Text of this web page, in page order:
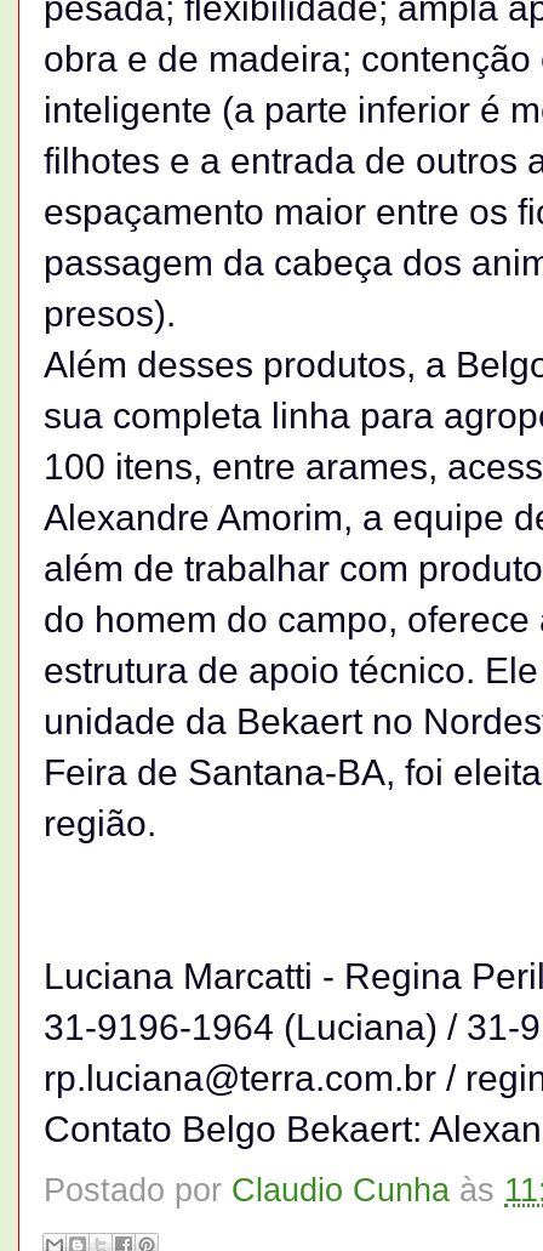
obra e de madeira;
inteligente (a parte inferior é
filhotes e a entrada de outros
espaçamento maior entre os
passagem da cabeça dos
presos).
Além desses produtos, a
sua completa linha para
100 itens, entre arames,
Alexandre Amorim, a equipe
além de trabalhar com
do homem do campo,
estrutura de apoio técnico.
unidade da Bekaert no
Feira de Santana-BA, foi
região.
Luciana Marcatti - Regina
31-9196-1964 (Luciana) / 31-
rp.luciana@terra.com.br /
Contato Belgo Bekaert:
Postado por Claudio Cunha às